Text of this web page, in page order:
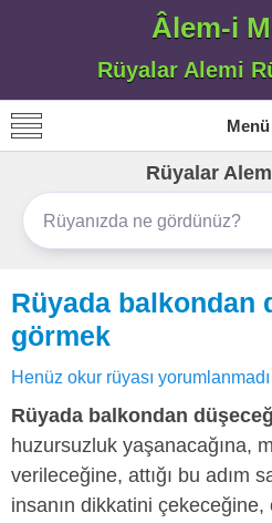
Âlem-i
Rüyalar Alemi
Menü
Rüyalar
Rüyada balkondan
görmek
Henüz okur rüyası
Rüyada balkondan
huzursuzluk yaşanacağına,
verileceğine, attığı bu adım
insanın dikkatini çekeceğine,